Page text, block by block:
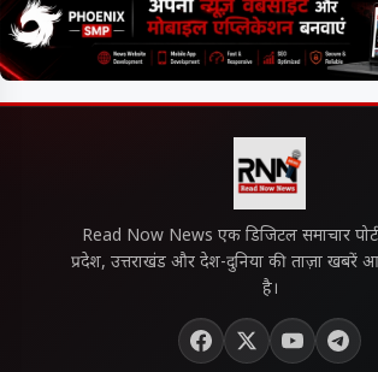
Read Now News एक डिजिटल समाचार
प्रदेश, उत्तराखंड और देश-दुनिया की ताज़ा खबरें
है।